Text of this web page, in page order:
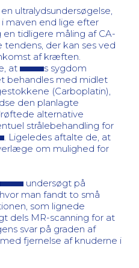
ultralydsundersøgelse,
maven end lige efter
en tidligere måling af CA-
tendens, der kan ses ved
af kræften.
at
s sygdom
behandles med midlet
(Carboplatin),
den planlagte
alternative
strålebehandling for
. Ligeledes aftalte de, at
om mulighed for
undersøgt på
man fandt to små
som lignede
dels MR-scanning for at
svar på graden af
fjernelse af knuderne i